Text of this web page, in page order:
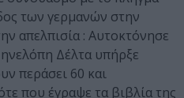
των γερμανών στην
απελπισία : Αυτοκτόνησε
Δέλτα υπήρξε
περάσει 60 και
που έγραψε τα βιβλία της